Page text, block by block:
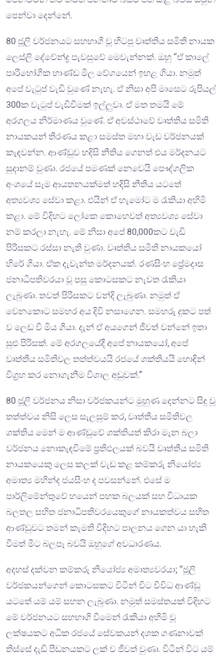
පෙන්වා දෙන්නේ.
80 ජූලි වර්ජනයට සහභාගි වූ හිටපු වෘත්තිය සමිති නායක
ලෙස්ලි දේවේන්ද්‍ර පැවසුවේ මෙවැන්නක්. ඔහු “ඒ කාලේ
පාරිභෝගික භාණ්ඩ මිල වේගයෙන් ඉහළ ගියා. නමුත්
අපේ වැටුප් වැඩි වුණේ නැහැ. ඒ නිසා අපි මාසෙට රුපියල්
300ක වැටුප් වැඩිවීමක් ඉල්ලුවා. ඒ මත තමයි මේ
අරගලය නිර්මාණය වුණේ. ඒ අවස්ථාවේ වෘත්තිය සමිති
නායකයන් තීරණය කළා සමස්ත මහා වැඩ වර්ජනයක්
කැඳවන්න. ආණ්ඩුව හදිසි නීතිය ගෙනත් එය මර්දනයට
සුදානම් වුණා. රජයේ පමණක් නෙවෙයි පෞද්ගලික
අංශයේ සෑම ආයතනයක්මත් හදිසි නීතිය යටතේ
අත්‍යවශ්‍ය සේවා කළා. එයින් ඒ හැමෝට ම රැකියා අහිමි
කළා. මේ විදිහට ලෝකෙ කොහෙවත් අත්‍යවශ්‍ය සේවා
නම් කරලා නැහැ. මේ නිසා අපේ 80,000කට වැඩි
පිරිසකට රස්සා නැති වුණා. වෘත්තිය සමිති නායකයෝ
හිරේ ගියා. ඒක දැවැන්ත මර්දනයක්. රණසිංහ ප්‍රේමදාස
ජනාධිපතිවරයා වූ පසු කොටසකට නැවත රැකියා
ලැබුණා. තවත් පිරිසකට වන්දි ලැබුණා. නමුත් ඒ
වෙනකොට සමහර අය දිවි නසාගෙන. සමහරු දුකට පත්
ව ලෙඩ වී මිය ගියා. දැන් ඒ අයගෙන් ජීවත් වන්නේ ඉතා
සුළු පිරිසක්. මේ අරගලයේදී අපේ නායකයෝ, අපේ
වෘත්තීය සමිතිවල තත්ත්වයයි රජයේ ශක්තියයි හොඳින්
විග්‍රහ කර නොගැනීම විශාල අඩුවක්.”
80 ජූලි වර්ජනය නිසා වර්ජකයන්ට මුහුණ දෙන්නට සිදු වූ
තත්ත්වය නිසි ලෙස සැලසුම් කර, වෘත්තීය සමිතිවල
ශක්තිය මෙන් ම ආණ්ඩුවේ ශක්තියත් කිරා මැන බලා
වර්ජනය නොකැඳවීමේ ප්‍රතිඵලයක් බවයි වෘත්තීය සමිති
නායකයෙකු ලෙස කලක් වැඩ කළ කම්කරු නියෝජ්‍ය
අමාත්‍ය මහින්ද ජයසිංහ ද පවසන්නේ. එසේ ම
පාර්ලිමේන්තුවේ හයෙන් පහක බලයක් සහ විධායක
බලතල සහිත ජනාධිපතිවරයෙකුගේ නායකත්වය සහිත
ආණ්ඩුවට තමන් කැමති විදිහට පාලනය ගෙන යා හැකි
වීමත් මීට බලපෑ බවයි ඔහුගේ අවධාරණය.
අදහස් දක්වන කම්කරු නියෝජ්‍ය අමාත්‍යවරයා; “ජූලි
වර්ජකයන්ගෙන් කොටසකට විටින් විට විවිධ ආණ්ඩු
යටතේ යම් යම් සහන ලැබුණා. නමුත් සමස්තයක් විදිහට
මේ වර්ජනයට සහභාගි වීමෙන් රැකියා අහිමි වූ
ලක්ෂයකට අධික රජයේ සේවකයන් දශක ගණනාවක්
තිස්සේ දැඩි පීඩනයකට ලක් ව ජීවත් වුණා. විටින් විට යම්